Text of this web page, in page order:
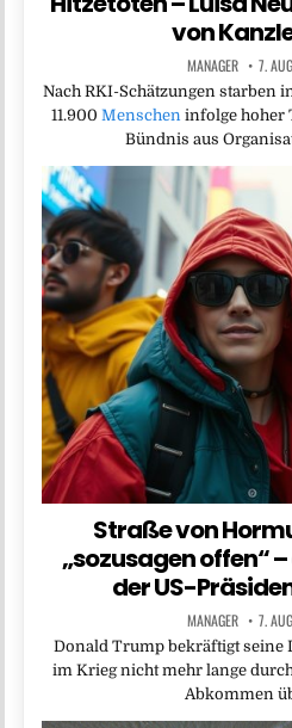
von
MANAGER 7.
Nach RKI-Schätzungen starben
11.900 Menschen infolge hoher
Bündnis aus
Straße von
„sozusagen offen“
der US-
MANAGER 7.
Donald Trump bekräftigt seine
im Krieg nicht mehr lange
Abkommen